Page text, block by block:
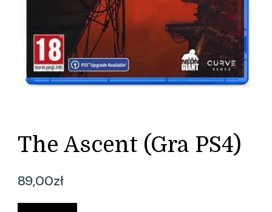
The Ascent (Gra PS4)
89,00zł